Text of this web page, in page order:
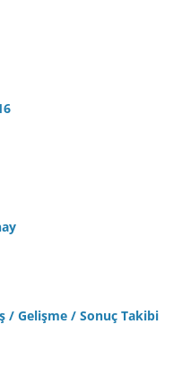
/ Gelişme / Sonuç Takibi